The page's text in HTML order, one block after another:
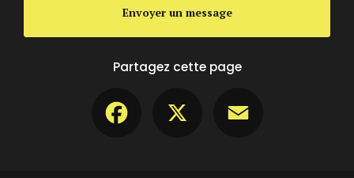
Envoyer un message
Partagez cette page